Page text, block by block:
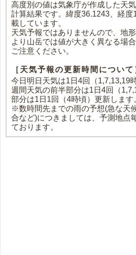
高度別の値は気象庁が作成した天
計算結果です。緯度36.1243、経度
載しています。
天気予報ではありませんので、地
より山岳では値が大きく異なる場
ご注意ください。
［天気予報の更新時間について
今日明日天気は1日4回（1,7,13,19
週間天気の前半部分は1日4回（
部分は1日1回（4時頃）更新します
※数時間先までの雨の予想(急な天
合など)につきましては、予測地点
ております。